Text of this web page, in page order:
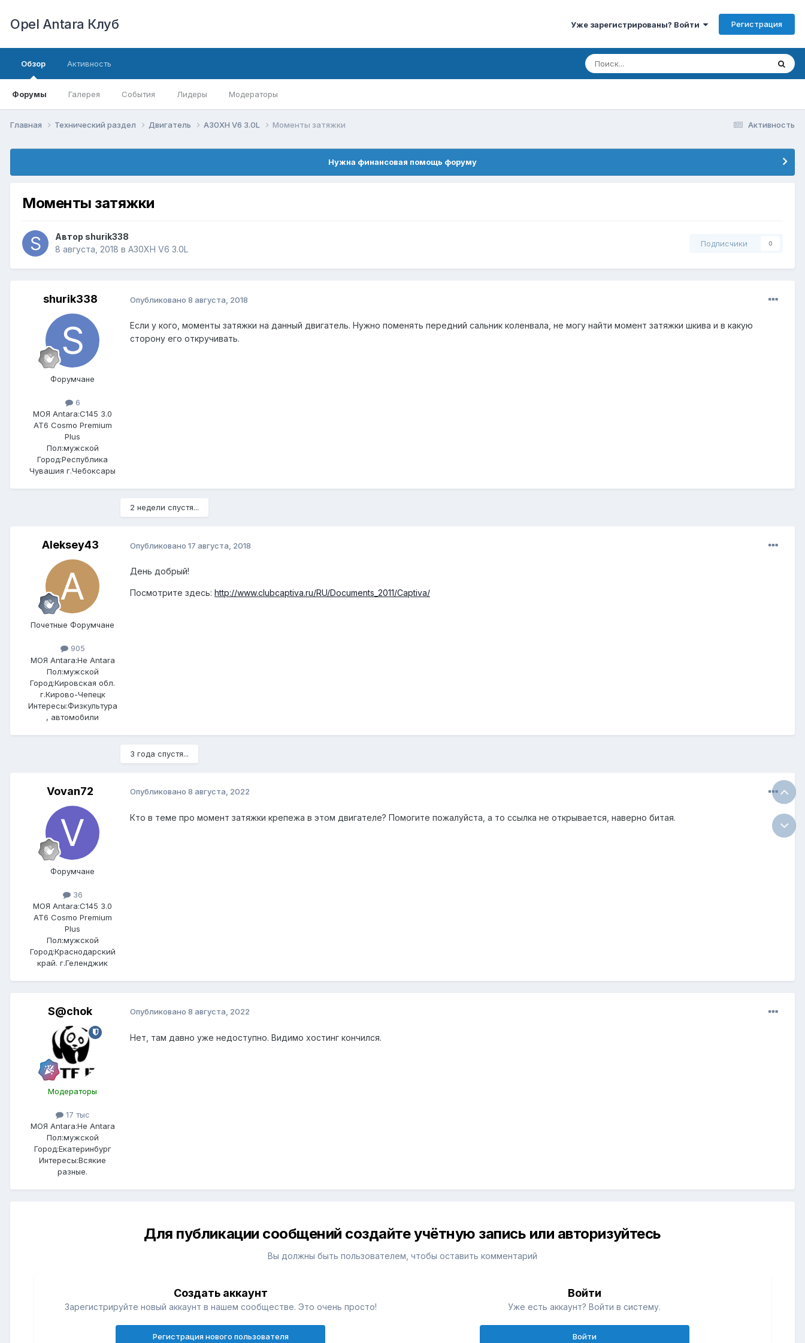
Opel Antara Клуб Уже зарегистрированы? Войти Регистрация
Обзор
Форумы Галерея События Лидеры Модераторы
Активность
Активность
Главная Технический раздел Двигатель A30XH V6 3.0L Моменты затяжки
Нужна финансовая помощь форуму
Моменты затяжки
Автор shurik338
8 августа, 2018 в A30XH V6 3.0L
Подписчики 0
shurik338
Форумчане
6
МОЯ Antara:C145 3.0
AT6 Cosmo Premium
Plus
Пол:мужской
Город:Республика
Чувашия г.Чебоксары
Опубликовано 8 августа, 2018
Если у кого, моменты затяжки на данный двигатель. Нужно поменять передний сальник коленвала, не могу найти момент затяжки шкива и в какую
сторону его откручивать.
2 недели спустя...
Aleksey43
Почетные Форумчане
905
МОЯ Antara:Не Antara
Пол:мужской
Город:Кировская обл.
г.Кирово-Чепецк
Интересы:Физкультура
, автомобили
Опубликовано 17 августа, 2018
День добрый!
Посмотрите здесь: http://www.clubcaptiva.ru/RU/Documents_2011/Captiva/
3 года спустя...
Vovan72
Форумчане
36
МОЯ Antara:C145 3.0
AT6 Cosmo Premium
Plus
Пол:мужской
Город:Краснодарский
край. г.Геленджик
Опубликовано 8 августа, 2022
Кто в теме про момент затяжки крепежа в этом двигателе? Помогите пожалуйста, а то ссылка не открывается, наверно битая.
S@chok
Модераторы
17 тыс
МОЯ Antara:Не Antara
Пол:мужской
Город:Екатеринбург
Интересы:Всякие
разные.
Опубликовано 8 августа, 2022
Нет, там давно уже недоступно. Видимо хостинг кончился.
Для публикации сообщений создайте учётную запись или авторизуйтесь
Вы должны быть пользователем, чтобы оставить комментарий
Создать аккаунт
Зарегистрируйте новый аккаунт в нашем сообществе. Это очень просто!
Регистрация нового пользователя
Войти
Уже есть аккаунт? Войти в систему.
Войти